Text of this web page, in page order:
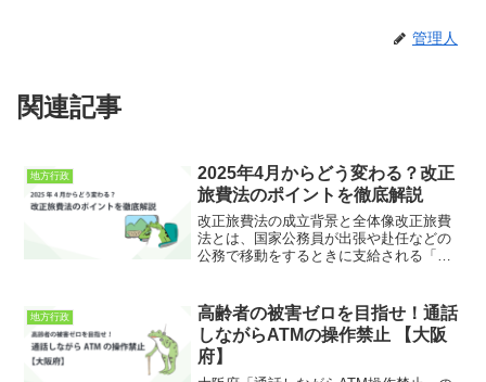
管理人
関連記事
地方行政
2025年4月からどう変わる？改正
旅費法のポイントを徹底解説
改正旅費法の成立背景と全体像改正旅費
法とは、国家公務員が出張や赴任などの
公務で移動をするときに支給される「旅
料では、「2025年4月1日から施行される
法改正」として話題...
地方行政
高齢者の被害ゼロを目指せ！通話
しながらATMの操作禁止 【大阪
府】